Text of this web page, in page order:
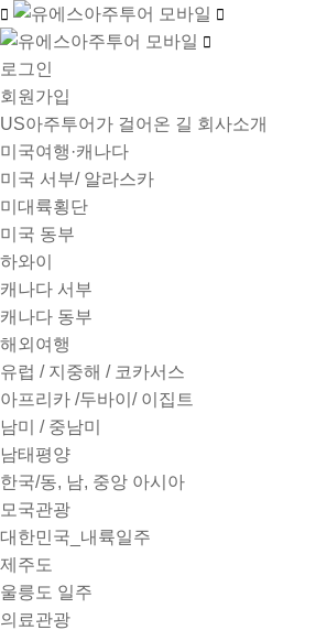
로그인
회원가입
US아주투어가 걸어온 길 회사소개
미국여행·캐나다
미국 서부/ 알라스카
미대륙횡단
미국 동부
하와이
캐나다 서부
캐나다 동부
해외여행
유럽 / 지중해 / 코카서스
아프리카 /두바이/ 이집트
남미 / 중남미
남태평양
한국/동, 남, 중앙 아시아
모국관광
대한민국_내륙일주
제주도
울릉도 일주
의료관광